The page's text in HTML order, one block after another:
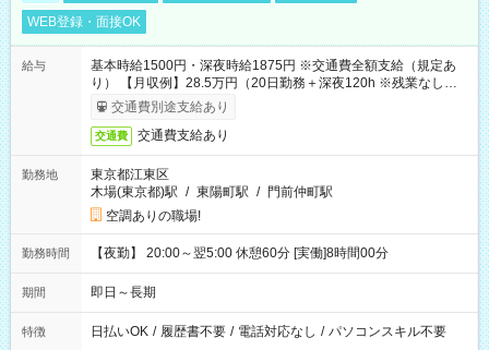
WEB登録・面接OK
給与
基本時給1500円・深夜時給1875円 ※交通費全額支給（規定あ
り） 【月収例】28.5万円（20日勤務＋深夜120h ※残業なしの場
合）交通費別途支給あり
交通費 交通費支給あり
勤務地
東京都江東区
木場(東京都)駅 / 東陽町駅 / 門前仲町駅
空調ありの職場!
勤務時間 【夜勤】 20:00～翌5:00 休憩60分 [実働]8時間00分
期間 即日～長期
特徴 日払いOK / 履歴書不要 / 電話対応なし / パソコンスキル不要